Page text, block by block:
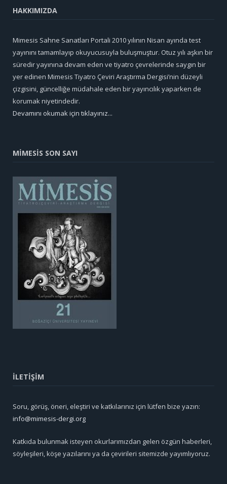
HAKKIMIZDA
Mimesis Sahne Sanatları Portali 2010 yılının Nisan ayında test
yayınını tamamlayıp okuyucusuyla buluşmuştur. Otuz yılı aşkın bir
süredir yayınına devam eden ve tiyatro çevrelerinde saygın bir
yer edinen Mimesis Tiyatro Çeviri Araştırma Dergisi’nin düzeyli
çizgisini, güncelliğe müdahale eden bir yayıncılık yaparken de
korumak niyetindedir.
Devamını okumak için tıklayınız...
MİMESİS SON SAYI
İLETİŞİM
Soru, görüş, öneri, eleştiri ve katkılarınız için lütfen bize yazın:
info@mimesis-dergi.org
Katkıda bulunmak isteyen okurlarımızdan gelen özgün haberleri,
söyleşileri, köşe yazılarını ya da çevirileri sitemizde yayımlıyoruz.